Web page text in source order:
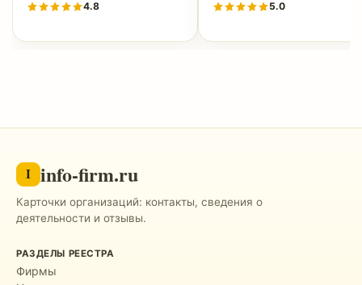
4.8 5.0
I info-firm.ru
Карточки организаций: контакты, сведения о
деятельности и отзывы.
РАЗДЕЛЫ РЕЕСТРА
Фирмы